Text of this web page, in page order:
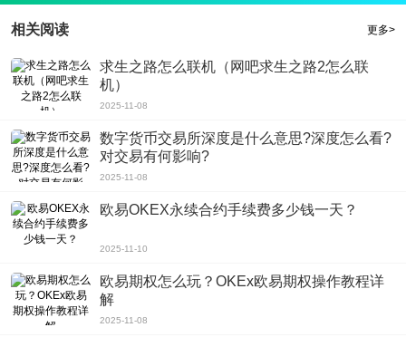
在风暴战区2官方版中，每个人的生活都不可避免地会受到肆虐的战争的攻击，
他们将接受系统的伟大光荣使命，前往邪恶势力的巢穴，他们可以在冒险之旅中
集结自己的战斗团队，共同完成这份荣誉和职责。
游戏亮点
2、在战场上，力量受到尊重，失败者将遭受死亡的危险;
3、风暴战区2官方版支持语音系统与队友实时通信，并指挥正确的操作完整计
4、配对系统是新推出的，可以和全世界的玩家一起赢。
相关阅读 更多>
求生之路怎么联机（网吧求生之路2怎么联
机）
2025-11-08
数字货币交易所深度是什么意思?深度怎么看?
对交易有何影响?
2025-11-08
欧易OKEX永续合约手续费多少钱一天？
2025-11-10
欧易期权怎么玩？OKEx欧易期权操作教程详
解
2025-11-08